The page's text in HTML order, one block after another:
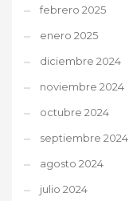
febrero 2025
enero 2025
diciembre 2024
noviembre 2024
octubre 2024
septiembre 2024
agosto 2024
julio 2024